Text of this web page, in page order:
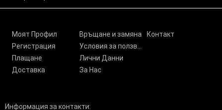
Моят Профил
Регистрация
Плащане
Доставка
Връщане и замяна
Лични Данни
За Нас
Контакт
Информация за контакти: